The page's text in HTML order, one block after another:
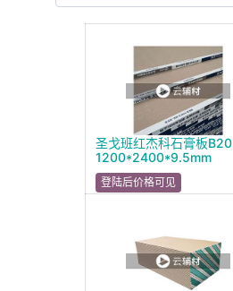
圣戈班红杰科石膏板B20
1200*2400*9.5mm
登陆后价格可见